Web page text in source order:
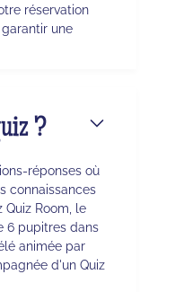
réservation
une
?
réponses où
connaissances
Quiz Room, le
6 pupitres dans
animée par
d'un Quiz